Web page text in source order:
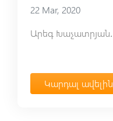
22 Mar, 2020
Կարդալ ավելին